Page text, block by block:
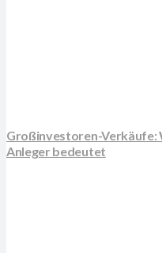
Großinvestoren-
Anleger bedeutet